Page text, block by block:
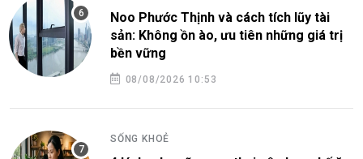
Noo Phước Thịnh và cách tích lũy tài
sản: Không ồn ào, ưu tiên những giá trị
bền vững
08/08/2026 10:53
SỐNG KHOẺ